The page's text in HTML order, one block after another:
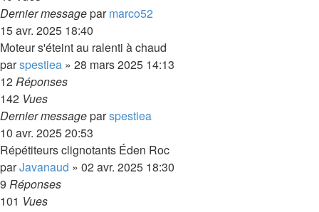
Dernier messageparmarco52
15 avr. 2025 18:40
Moteur s'éteint au ralenti à chaud
parspestiea » 28 mars 2025 14:13
12Réponses
142 Vues
Dernier messageparspestiea
10 avr. 2025 20:53
Répétiteurs clignotants Éden Roc
parJavanaud » 02 avr. 2025 18:30
9 Réponses
101 Vues